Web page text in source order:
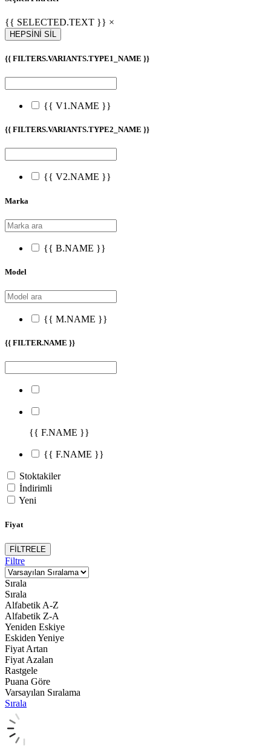
{{ SELECTED.TEXT }} ×
HEPSİNİ SİL
{{ FILTERS.VARIANTS.TYPE1_NAME }}
{{ V1.NAME }}
{{ FILTERS.VARIANTS.TYPE2_NAME }}
{{ V2.NAME }}
Marka
{{ B.NAME }}
Model
{{ M.NAME }}
{{ FILTER.NAME }}
{{ F.NAME }}
{{ F.NAME }}
Stoktakiler
İndirimli
Yeni
Fiyat
FİLTRELE
Filtre
Sırala
Sırala
Alfabetik A-Z
Alfabetik Z-A
Yeniden Eskiye
Eskiden Yeniye
Fiyat Artan
Fiyat Azalan
Rastgele
Puana Göre
Varsayılan Sıralama
Sırala